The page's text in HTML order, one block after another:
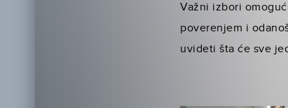
Važni izbori
poverenjem i
uvideti šta će sve